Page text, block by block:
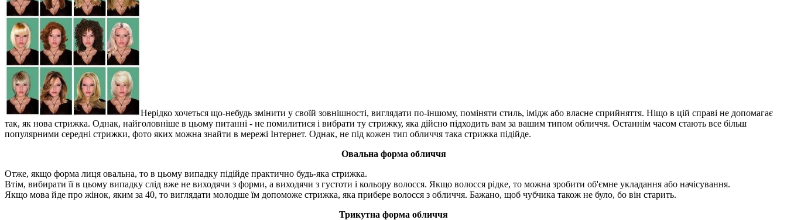
Нерідко хочеться що-небудь змінити у своїй зовнішності, виглядати по-іншому, поміняти стиль, імідж або власне сприйняття. Ніщо в цій справі не допомагає
так, як нова стрижка. Однак, найголовніше в цьому питанні - не помилитися і вибрати ту стрижку, яка дійсно підходить вам за вашим типом обличчя. Останнім часом стають все більш
популярними середні стрижки, фото яких можна знайти в мережі Інтернет. Однак, не під кожен тип обличчя така стрижка підійде.
Овальна форма обличчя
Отже, якщо форма лиця овальна, то в цьому випадку підійде практично будь-яка стрижка.
Втім, вибирати її в цьому випадку слід вже не виходячи з форми, а виходячи з густоти і кольору волосся. Якщо волосся рідке, то можна зробити об'ємне укладання або начісування.
Якщо мова йде про жінок, яким за 40, то виглядати молодше їм допоможе стрижка, яка прибере волосся з обличчя. Бажано, щоб чубчика також не було, бо він старить.
Трикутна форма обличчя